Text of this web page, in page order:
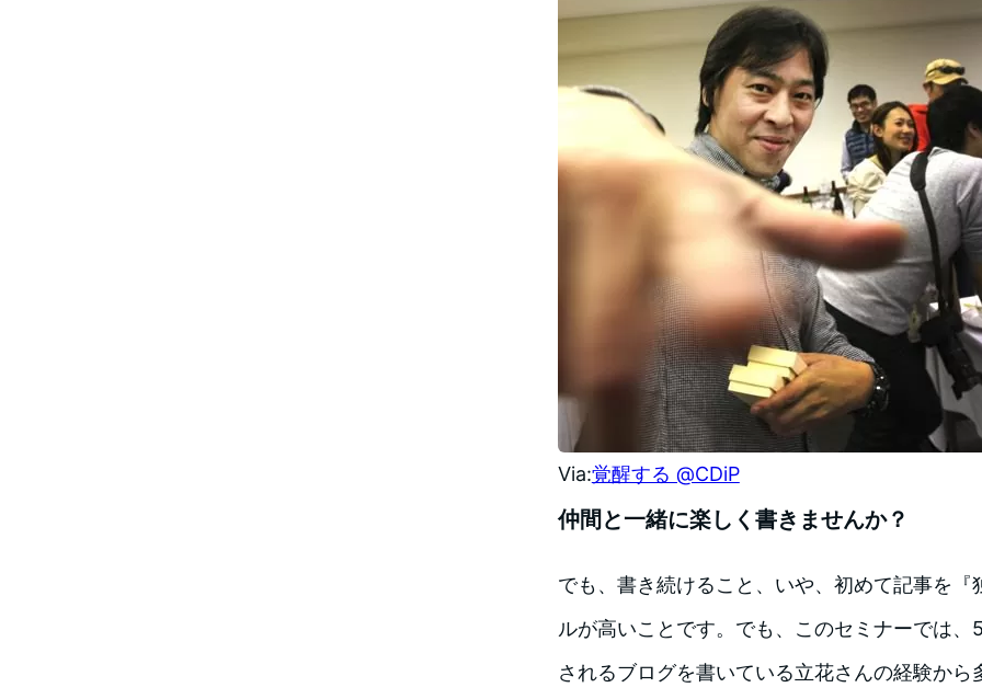
Via:覚醒する @CDiP
仲間と一緒に楽しく書きませんか？
でも、書き続けること、いや、初めて記事を『
ルが高いことです。でも、このセミナーでは
されるブログを書いている立花さんの経験から